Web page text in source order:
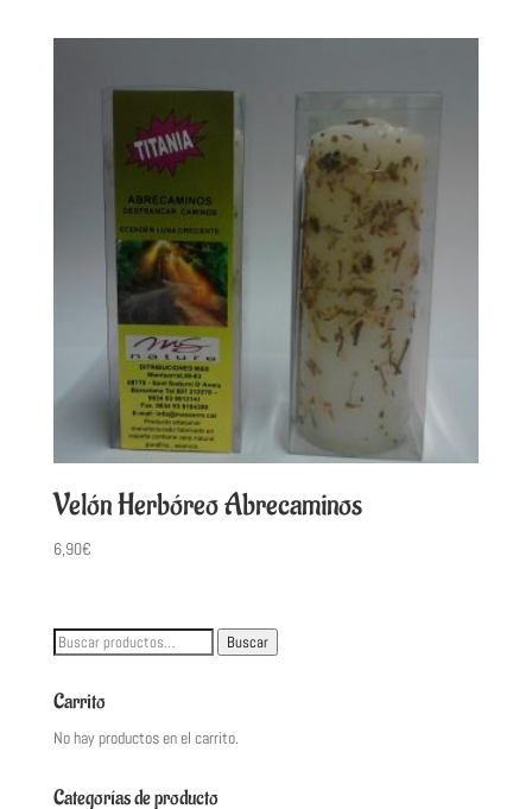
Velón Herbóreo Abrecaminos
6,90€
Buscar
Buscar
Carrito
No hay productos en el carrito.
Categorías de producto